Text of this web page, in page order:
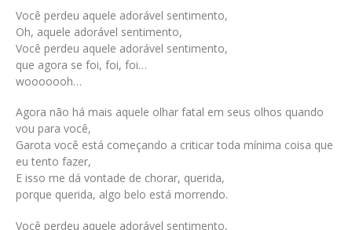
Você perdeu aquele adorável sentimento,
Oh, aquele adorável sentimento,
Você perdeu aquele adorável sentimento,
que agora se foi, foi, foi…
wooooooh…
Agora não há mais aquele olhar fatal em seus olhos quando
vou para você,
Garota você está começando a criticar toda mínima coisa que
eu tento fazer,
E isso me dá vontade de chorar, querida,
porque querida, algo belo está morrendo.
Você perdeu aquele adorável sentimento,